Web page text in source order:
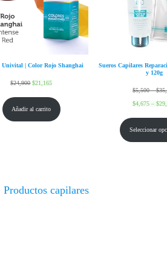
| Color Rojo Shanghai
$24,900 $21,165
Añadir al carrito
Sueros Capilares
y 120g
$5,500 – $
$4,675 – $
Seleccionar
Productos capilares